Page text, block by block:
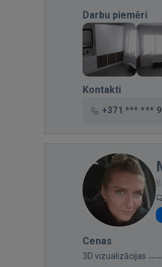
Darbu piemēri
Kontakti
+371 *** ***
Cenas
3D vizualizācijas